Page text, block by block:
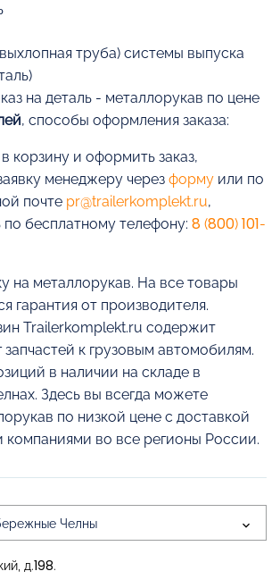
труба) системы выпуска
на деталь - металлорукав по цене
, способы оформления заказа:
корзину и оформить заказ,
менеджеру через форму или по
почте pr@trailerkomplekt.ru,
по бесплатному телефону: 8 (800) 101-
на металлорукав. На все товары
гарантия от производителя.
Trailerkomplekt.ru содержит
запчастей к грузовым автомобилям.
в наличии на складе в
Здесь вы всегда можете
по низкой цене с доставкой
компаниями во все регионы России.
Челны
д.198.